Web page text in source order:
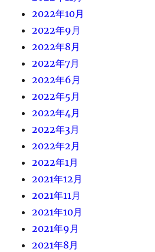
2022年10月
2022年9月
2022年8月
2022年7月
2022年6月
2022年5月
2022年4月
2022年3月
2022年2月
2022年1月
2021年12月
2021年11月
2021年10月
2021年9月
2021年8月